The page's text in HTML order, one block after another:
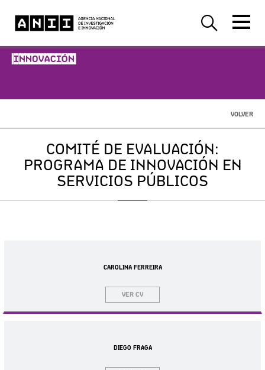
-INNOVACIÓN-
VOLVER
COMITÉ DE EVALUACIÓN:
PROGRAMA DE INNOVACIÓN EN
SERVICIOS PÚBLICOS
CAROLINA FERREIRA
VER CV
DIEGO FRAGA